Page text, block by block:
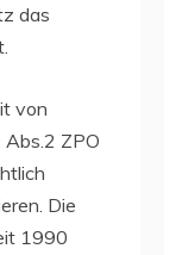
das
von
ZPO
Die
1990